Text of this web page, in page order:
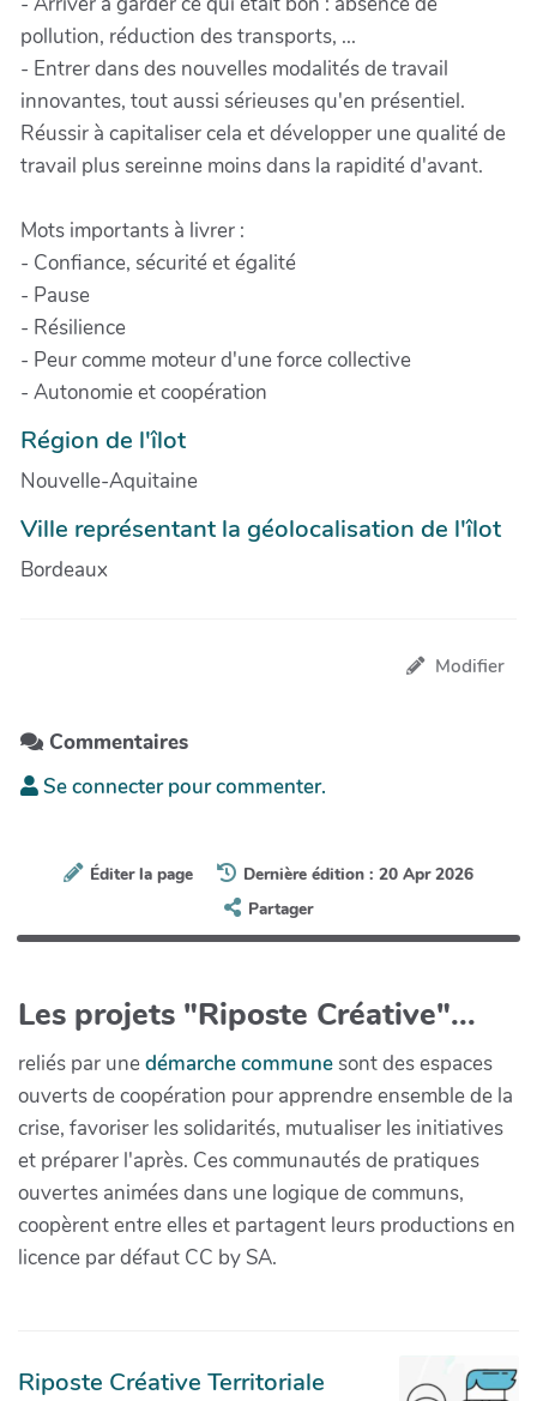
pollution, réduction des transports, ...
- Entrer dans des nouvelles modalités de travail
innovantes, tout aussi sérieuses qu'en présentiel.
Réussir à capitaliser cela et développer une qualité de
travail plus sereinne moins dans la rapidité d'avant.
Mots importants à livrer :
- Confiance, sécurité et égalité
- Pause
- Résilience
- Peur comme moteur d'une force collective
- Autonomie et coopération
Région de l'îlot
Nouvelle-Aquitaine
Ville représentant la géolocalisation de l'îlot
Bordeaux
Modifier
Commentaires
Se connecter pour commenter.
Éditer la page
Dernière édition : 20 Apr 2026
Partager
Les projets "Riposte Créative"...
reliés par unedémarche communesont des espaces
ouverts de coopération pour apprendre ensemble de la
crise, favoriser les solidarités, mutualiser les initiatives
et préparer l'après. Ces communautés de pratiques
ouvertes animées dans une logique de communs,
coopèrent entre elles et partagent leurs productions en
licence par défaut CC by SA.
Riposte Créative Territoriale